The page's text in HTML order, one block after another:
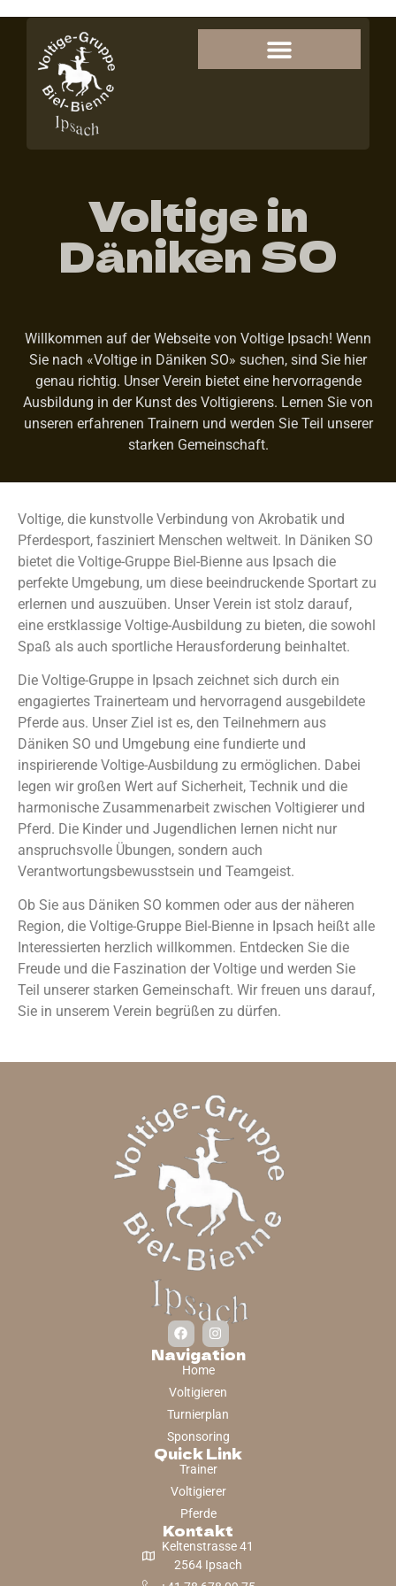
Voltige in
Däniken SO
Willkommen auf der Webseite von Voltige Ipsach! Wenn
Sie nach «Voltige in Däniken SO» suchen, sind Sie hier
genau richtig. Unser Verein bietet eine hervorragende
Ausbildung in der Kunst des Voltigierens. Lernen Sie von
unseren erfahrenen Trainern und werden Sie Teil unserer
starken Gemeinschaft.
Voltige, die kunstvolle Verbindung von Akrobatik und
Pferdesport, fasziniert Menschen weltweit. In Däniken SO
bietet die Voltige-Gruppe Biel-Bienne aus Ipsach die
perfekte Umgebung, um diese beeindruckende Sportart zu
erlernen und auszuüben. Unser Verein ist stolz darauf,
eine erstklassige Voltige-Ausbildung zu bieten, die sowohl
Spaß als auch sportliche Herausforderung beinhaltet.
Die Voltige-Gruppe in Ipsach zeichnet sich durch ein
engagiertes Trainerteam und hervorragend ausgebildete
Pferde aus. Unser Ziel ist es, den Teilnehmern aus
Däniken SO und Umgebung eine fundierte und
inspirierende Voltige-Ausbildung zu ermöglichen. Dabei
legen wir großen Wert auf Sicherheit, Technik und die
harmonische Zusammenarbeit zwischen Voltigierer und
Pferd. Die Kinder und Jugendlichen lernen nicht nur
anspruchsvolle Übungen, sondern auch
Verantwortungsbewusstsein und Teamgeist.
Ob Sie aus Däniken SO kommen oder aus der näheren
Region, die Voltige-Gruppe Biel-Bienne in Ipsach heißt alle
Interessierten herzlich willkommen. Entdecken Sie die
Freude und die Faszination der Voltige und werden Sie
Teil unserer starken Gemeinschaft. Wir freuen uns darauf,
Sie in unserem Verein begrüßen zu dürfen.
Navigation
Home
Voltigieren
Turnierplan
Sponsoring
Quick Link
Trainer
Voltigierer
Pferde
Kontakt
Keltenstrasse 41
2564 Ipsach